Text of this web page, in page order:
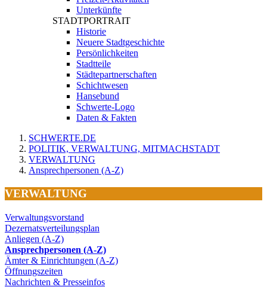
Unterkünfte
STADTPORTRAIT
Historie
Neuere Stadtgeschichte
Persönlichkeiten
Stadtteile
Städtepartnerschaften
Schichtwesen
Hansebund
Schwerte-Logo
Daten & Fakten
SCHWERTE.DE
POLITIK, VERWALTUNG, MITMACHSTADT
VERWALTUNG
Ansprechpersonen (A-Z)
VERWALTUNG
Verwaltungsvorstand
Dezernatsverteilungsplan
Anliegen (A-Z)
Ansprechpersonen (A-Z)
Ämter & Einrichtungen (A-Z)
Öffnungszeiten
Nachrichten & Presseinfos